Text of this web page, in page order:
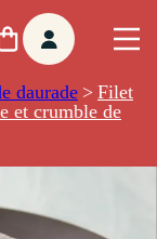
daurade > Filet
et crumble de